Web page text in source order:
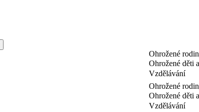
Ohrožené
Ohrožené děti
Vzdělávání
Ohrožené
Ohrožené děti
Vzdělávání